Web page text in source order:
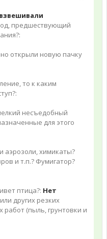
предшествующий
открыли новую пачку
то к каким
несъедобный
для этого
аэрозоли, химикаты?
и т.п.? Фумигатор?
птица?: Нет
других резких
(пыль, грунтовки и